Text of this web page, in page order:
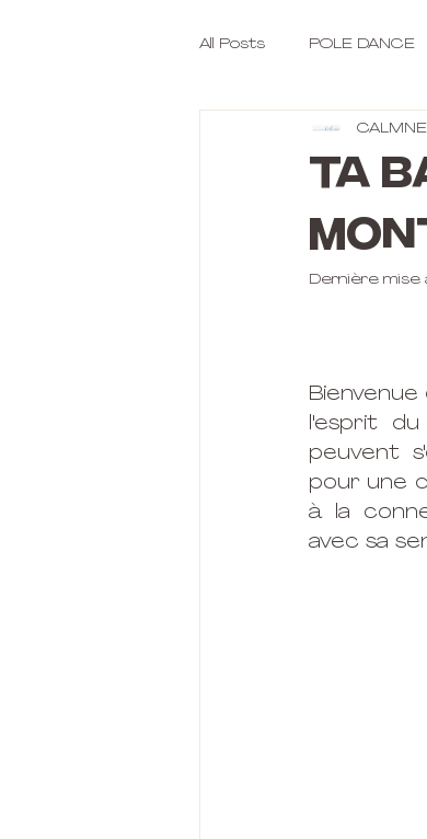
All Posts POLE DANCE
Ta
Dernière mise
l'esprit
peuvent
pour une
à la
avec sa